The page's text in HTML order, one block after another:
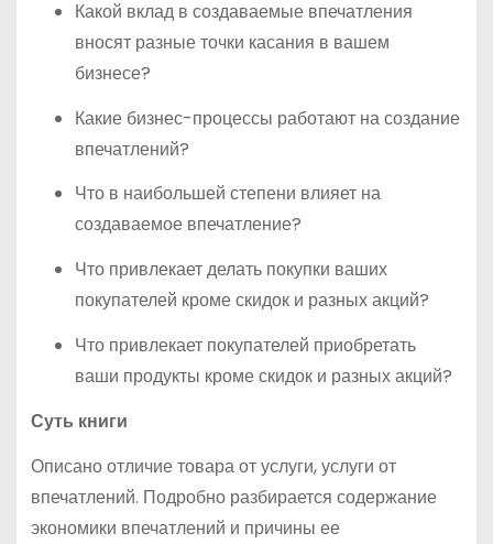
Какой вклад в создаваемые впечатления
вносят разные точки касания в вашем
бизнесе?
Какие бизнес-процессы работают на создание
впечатлений?
Что в наибольшей степени влияет на
создаваемое впечатление?
Что привлекает делать покупки ваших
покупателей кроме скидок и разных акций?
Что привлекает покупателей приобретать
ваши продукты кроме скидок и разных акций?
Суть книги
Описано отличие товара от услуги, услуги от
впечатлений. Подробно разбирается содержание
экономики впечатлений и причины ее